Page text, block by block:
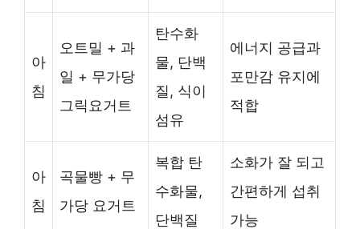
아
침
오트밀 + 과
일 + 무가당
그릭요거트
탄수화
물, 단백
질, 식이
섬유
에너지 공급과
포만감 유지에
적합
아
침
곡물빵 + 무
가당 요거트
복합 탄
수화물,
단백질
소화가 잘 되고
간편하게 섭취
가능